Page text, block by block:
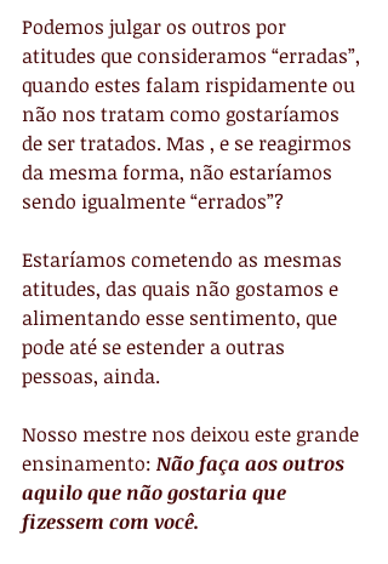
Podemos julgar os outros por
atitudes que consideramos “erradas”,
quando estes falam rispidamente ou
não nos tratam como gostaríamos
de ser tratados. Mas , e se reagirmos
da mesma forma, não estaríamos
sendo igualmente “errados”?
Estaríamos cometendo as mesmas
atitudes, das quais não gostamos e
alimentando esse sentimento, que
pode até se estender a outras
pessoas, ainda.
Nosso mestre nos deixou este grande
ensinamento: Não faça aos outros
aquilo que não gostaria que
fizessem com você.